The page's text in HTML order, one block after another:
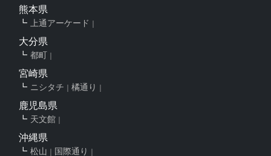
熊本県
上通アーケード
大分県
都町
宮崎県
ニシタチ 橘通り
鹿児島県
天文館
沖縄県
松山 国際通り